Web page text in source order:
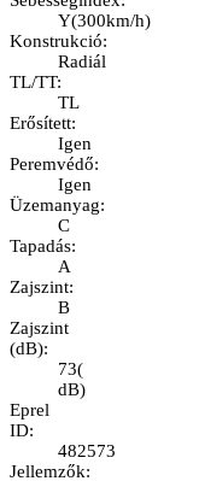
Y(300km/h)
Konstrukció:
Radiál
TL/TT:
TL
Erősített:
Igen
Peremvédő:
Igen
Üzemanyag:
C
Tapadás:
A
Zajszint:
B
Zajszint
(dB):
73(
dB)
Eprel
ID:
482573
Jellemzők: